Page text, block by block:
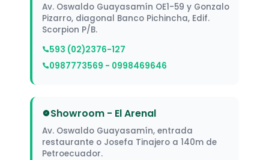
Av. Oswaldo Guayasamín OE1-59 y Gonzalo
Pizarro, diagonal Banco Pichincha, Edif.
Scorpion P/B.
593 (02)2376-127
0987773569 - 0998469646
Showroom - El Arenal
Av. Oswaldo Guayasamín, entrada
restaurante o Josefa Tinajero a 140m de
Petroecuador.